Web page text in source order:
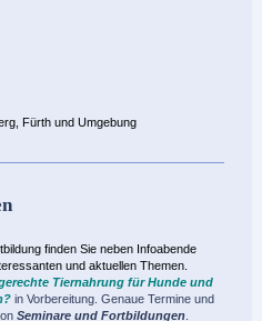
Fürth und Umgebung
finden Sie neben Infoabende
und aktuellen Themen.
Tiernahrung für Hunde und
in Vorbereitung. Genaue Termine und
Seminare und Fortbildungen.